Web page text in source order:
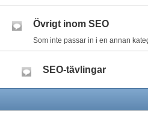
Övrigt inom SEO
Som inte passar in i en annan
SEO-tävlingar